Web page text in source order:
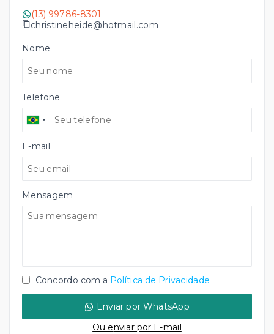
(13) 99786-8301
christineheide@hotmail.com
Nome
Telefone
E-mail
Mensagem
Concordo com a Política de Privacidade
Enviar por WhatsApp
Ou enviar por E-mail